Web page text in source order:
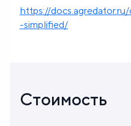
https://
-simplified/
Стоимость